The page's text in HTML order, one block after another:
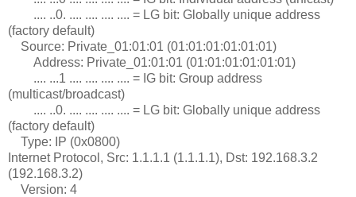
.... ..0. .... .... .... .... = LG bit: Globally unique address
(factory default)
Source: Private_01:01:01 (01:01:01:01:01:01)
Address: Private_01:01:01 (01:01:01:01:01:01)
.... ...1 .... .... .... .... = IG bit: Group address
(multicast/broadcast)
.... ..0. .... .... .... .... = LG bit: Globally unique address
(factory default)
Type: IP (0x0800)
Internet Protocol, Src: 1.1.1.1 (1.1.1.1), Dst: 192.168.3.2
(192.168.3.2)
Version: 4